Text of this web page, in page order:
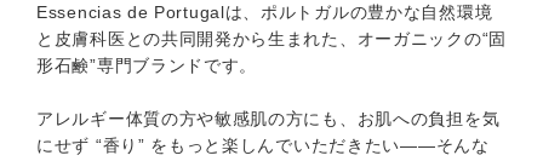
Essencias de Portugalは、ポルトガルの豊かな自然環境
と皮膚科医との共同開発から生まれた、オーガニックの“固
形石鹸”専門ブランドです。
アレルギー体質の方や敏感肌の方にも、お肌への負担を気
にせず “香り” をもっと楽しんでいただきたい——そんな